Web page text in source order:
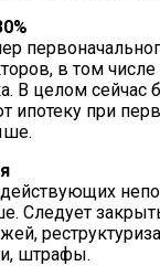
в том
В целом сейчас
ипотеку при
Следует
штрафы.